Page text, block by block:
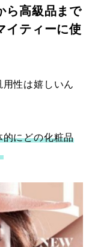
ら高級品まで
イティーに使
性は嬉しいん
的にどの化粧品